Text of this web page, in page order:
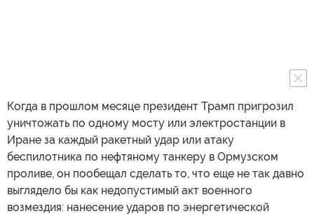
Когда в прошлом месяце президент Трамп пригрозил
уничтожать по одному мосту или электростанции в
Иране за каждый ракетный удар или атаку
беспилотника по нефтяному танкеру в Ормузском
проливе, он пообещал сделать то, что еще не так давно
выглядело бы как недопустимый акт военного
возмездия: нанесение ударов по энергетической